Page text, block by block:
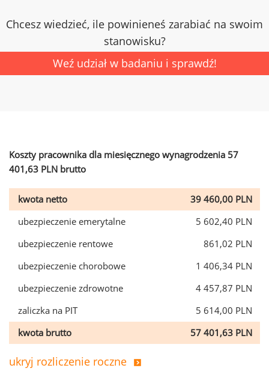
Chcesz wiedzieć, ile powinieneś zarabiać na swoim
stanowisku?
Weź udział w badaniu i sprawdź!
Koszty pracownika dla miesięcznego wynagrodzenia 57
401,63 PLN brutto
kwota netto
39 460,00 PLN
ubezpieczenie emerytalne
5 602,40 PLN
ubezpieczenie rentowe
861,02 PLN
ubezpieczenie chorobowe
1 406,34 PLN
ubezpieczenie zdrowotne
4 457,87 PLN
zaliczka na PIT
5 614,00 PLN
kwota brutto
57 401,63 PLN
ukryj rozliczenie roczne